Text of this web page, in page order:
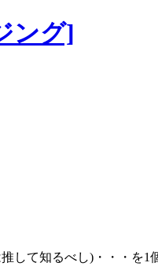
ング]
して知るべし)・・・を1